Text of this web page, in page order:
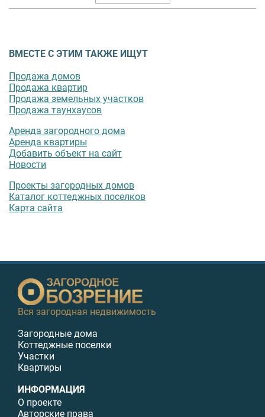
ВМЕСТЕ С ЭТИМ ТАКЖЕ ИЩУТ
Продажа домов
Продажа квартир
Продажа земельных участков
Продажа таунхаусов
Аренда загородного дома
Аренда квартиры
Добавить объект на сайт
Новости
Проекты загородных домов
Каталог коттеджных поселков
Карта сайта
Вся загородная недвижимость
Загородные дома
Коттеджные поселки
Участки
Квартиры
ИНФОРМАЦИЯ
О проекте
Авторские права